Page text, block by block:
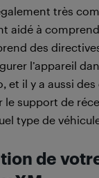
très
aidé à
des
l’appareil
et il y a aussi
le support de
type de
de